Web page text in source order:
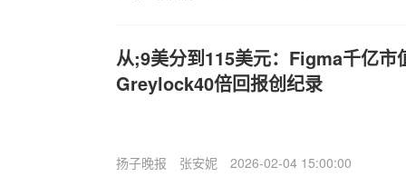
从;9美分到115美元：Figma千亿市
Greylock40倍回报创纪录
扬子晚报 张安妮 2026-02-04 15:00:00